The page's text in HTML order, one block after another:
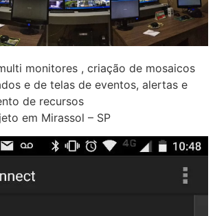
monitores , criação de mosaicos
e de telas de eventos, alertas e
de recursos
em Mirassol – SP